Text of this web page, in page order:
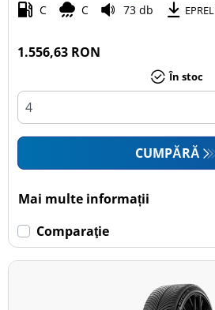
C C 73 db EPREL
1.556,63 RON
În stoc
CUMPĂRĂ
Mai multe informații
Comparaţie